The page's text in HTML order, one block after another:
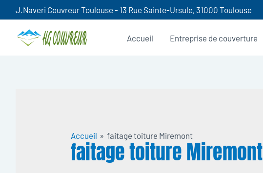
au
contenu
J.Naveri Couvreur Toulouse - 13 Rue Sainte-Ursule, 31000 Toulouse
Accueil Entreprise de couverture
Accueil faitage toiture Miremont
faitage toiture Miremont